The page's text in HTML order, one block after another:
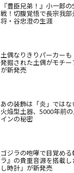
『豊臣兄弟！』小一郎
戦！切腹覚悟で長宗我
将・谷忠澄の生涯
土偶なりきりパーカー
発掘された土偶がモチ
が新発売
あの装飾は「炎」ではな
火焔型土器、5000年前
インの秘密
ゴジラの咆哮で目覚め
ラ』の貴重音源を搭載
し時計」が新発売